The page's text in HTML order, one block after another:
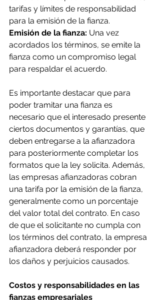
tarifas y límites de responsabilidad
para la emisión de la fianza.
Emisión de la fianza: Una vez
acordados los términos, se emite la
fianza como un compromiso legal
para respaldar el acuerdo.
Es importante destacar que para
poder tramitar una fianza es
necesario que el interesado presente
ciertos documentos y garantías, que
deben entregarse a la afianzadora
para posteriormente completar los
formatos que la ley solicita. Además,
las empresas afianzadoras cobran
una tarifa por la emisión de la fianza,
generalmente como un porcentaje
del valor total del contrato. En caso
de que el solicitante no cumpla con
los términos del contrato, la empresa
afianzadora deberá responder por
los daños y perjuicios causados.
Costos y responsabilidades en las
fianzas empresariales